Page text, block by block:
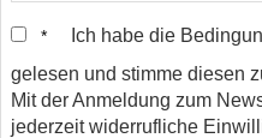
*
Ich habe die
gelesen und stimme diesen
Mit der Anmeldung zum
jederzeit widerrufliche